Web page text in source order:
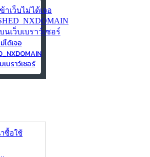
ได้เจอ
บราว์เซอร์
ซื้อใช้